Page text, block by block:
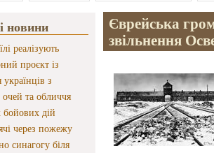
новини
реалізують
проєкт із
українців з
та обличчя
бойових дій
через пожежу
синагогу біля
Єврейська
звільнення